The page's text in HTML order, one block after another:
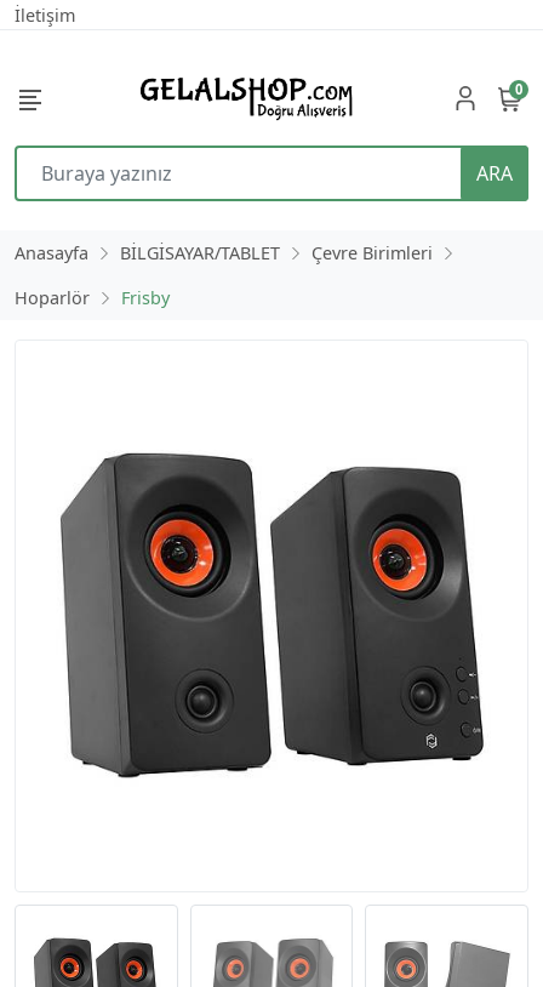
İletişim
ARA
0
Anasayfa BİLGİSAYAR/TABLET
Çevre Birimleri
Hoparlör
Frisby